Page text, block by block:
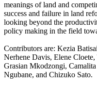
meanings of land and
success and failure in land
looking beyond the
policy making in the field
Contributors are: Kezia
Nerhene Davis, Elene
Grasian Mkodzongi,
Ngubane, and Chizuko Sato.